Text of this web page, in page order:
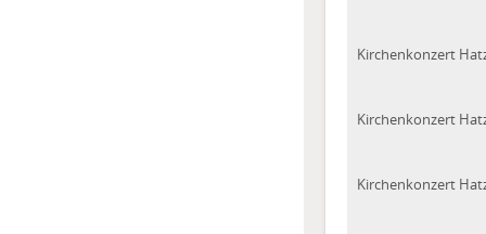
Kirchenkonzert
Kirchenkonzert
Kirchenkonzert